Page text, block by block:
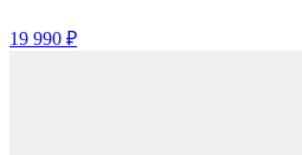
19 990 ₽